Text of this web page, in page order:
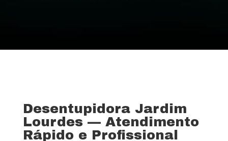
Desentupidora Jardim
Lourdes — Atendimento
Rápido e Profissional